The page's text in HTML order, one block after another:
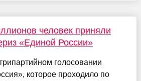
человек приняли
«Единой России»
голосовании
которое проходило по